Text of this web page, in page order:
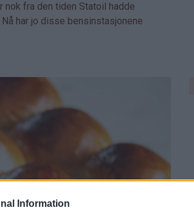
Information
nok fra den tiden Statoil hadde
har jo disse bensinstasjonene